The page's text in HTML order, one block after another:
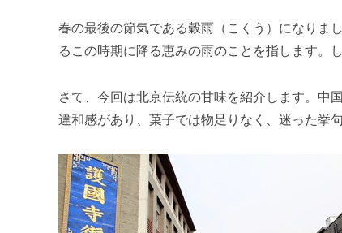
構n
a
i
春の最後の節気である穀雨（こくう）になりま
るこの時期に降る恵みの雨のことを指します。
さて、今回は北京伝統の甘味を紹介します。中
違和感があり、菓子では物足りなく、迷った挙